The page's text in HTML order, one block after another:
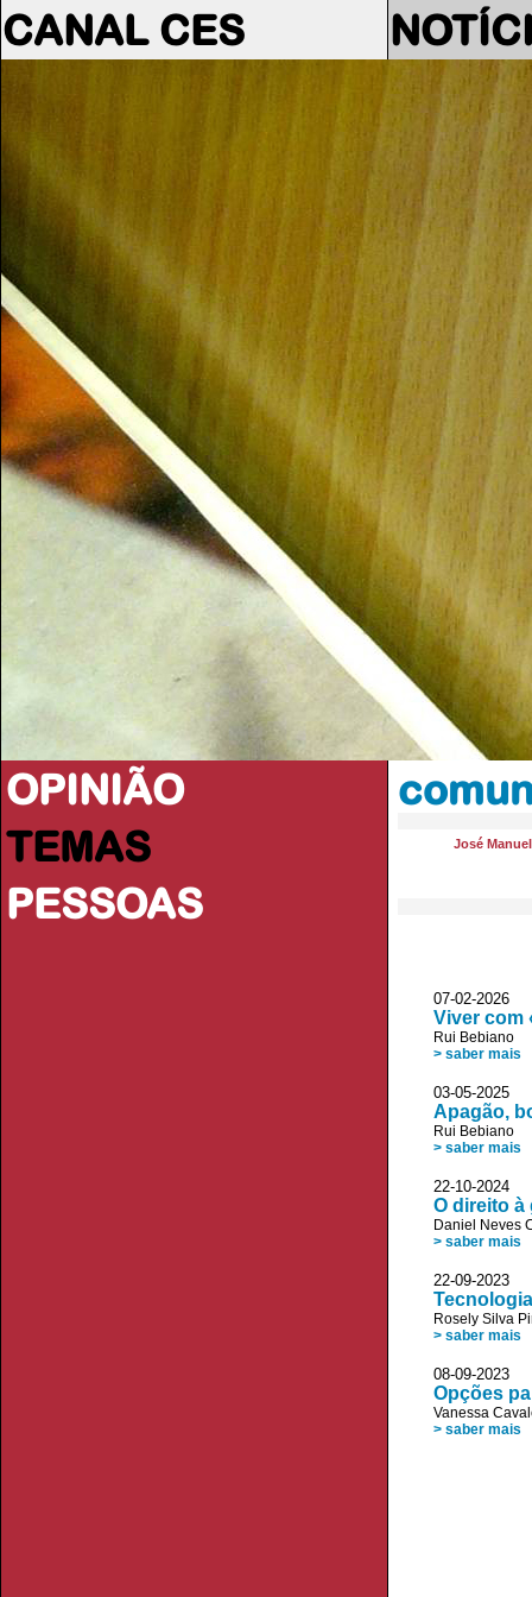
CANAL CES
OPINIÃO
TEMAS
PESSOAS
José
07-02-
Viver com
Rui Bebiano
> saber mais
03-05-
Apagão,
Rui Bebiano
> saber mais
22-10-
O direito à
Daniel Neves
> saber mais
22-09-2023
Rosely Silva
> saber mais
08-09-2023
Opções
Vanessa
> saber mais